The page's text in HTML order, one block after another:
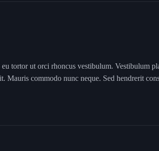
tortor ut orci rhoncus vestibulum. Vestibulum
commodo nunc neque. Sed hendrerit